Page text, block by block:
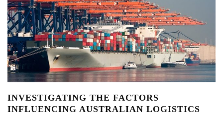
INVESTIGATING THE FACTORS
INFLUENCING AUSTRALIAN LOGISTICS